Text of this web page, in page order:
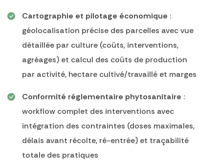
Cartographie et pilotage économique :
géolocalisation précise des parcelles avec vue
détaillée par culture (coûts, interventions,
agréages) et calcul des coûts de production
par activité, hectare cultivé/travaillé et marges
Conformité réglementaire phytosanitaire :
workflow complet des interventions avec
intégration des contraintes (doses maximales,
délais avant récolte, ré-entrée) et traçabilité
totale des pratiques